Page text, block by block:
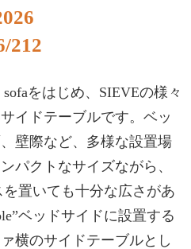
212
sofaをはじめ、SIEVEの様々
イドテーブルです。ベッ
壁際など、多様な設置場
パクトなサイズながら、
置いても十分な広さがあ
ベッドサイドに設置する
横のサイドテーブルとし